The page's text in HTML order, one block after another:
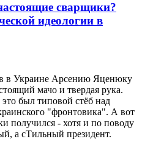
сварщики?
идеологии в
в Украине Арсению Яценюку
мачо и твердая рука.
был типовой стёб над
"фронтовика". А вот
получился - хотя и по поводу
а сТильный президент.